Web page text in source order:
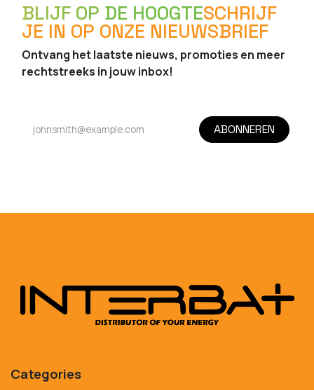
BLIJF OP DE HOOGTESCHRIJF
JE IN OP ONZE NIEUWSBRIEF
Ontvang het laatste nieuws, promoties en meer
rechtstreeks in jouw inbox!
ABONNEREN
Categories